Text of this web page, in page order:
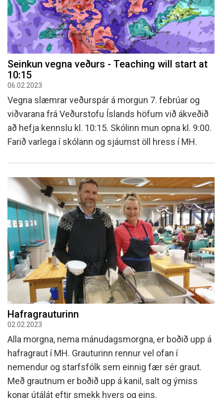
Seinkun vegna veðurs - Teaching will start at
10:15
06.02.2023
Vegna slæmrar veðurspár á morgun 7. febrúar og
viðvarana frá Veðurstofu Íslands höfum við ákveðið
að hefja kennslu kl. 10:15. Skólinn mun opna kl. 9:00.
Farið varlega í skólann og sjáumst öll hress í MH.
Hafragrauturinn
02.02.2023
Alla morgna, nema mánudagsmorgna, er boðið upp á
hafragraut í MH. Grauturinn rennur vel ofan í
nemendur og starfsfólk sem einnig fær sér graut.
Með grautnum er boðið upp á kanil, salt og ýmiss
konar útálát eftir smekk hvers og eins.